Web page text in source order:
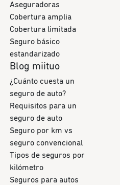
Aseguradoras
Cobertura amplia
Cobertura limitada
Seguro básico
estandarizado
Blog miituo
¿Cuánto cuesta un
seguro de auto?
Requisitos para un
seguro de auto
Seguro por km vs
seguro convencional
Tipos de seguros por
kilómetro
Seguros para autos